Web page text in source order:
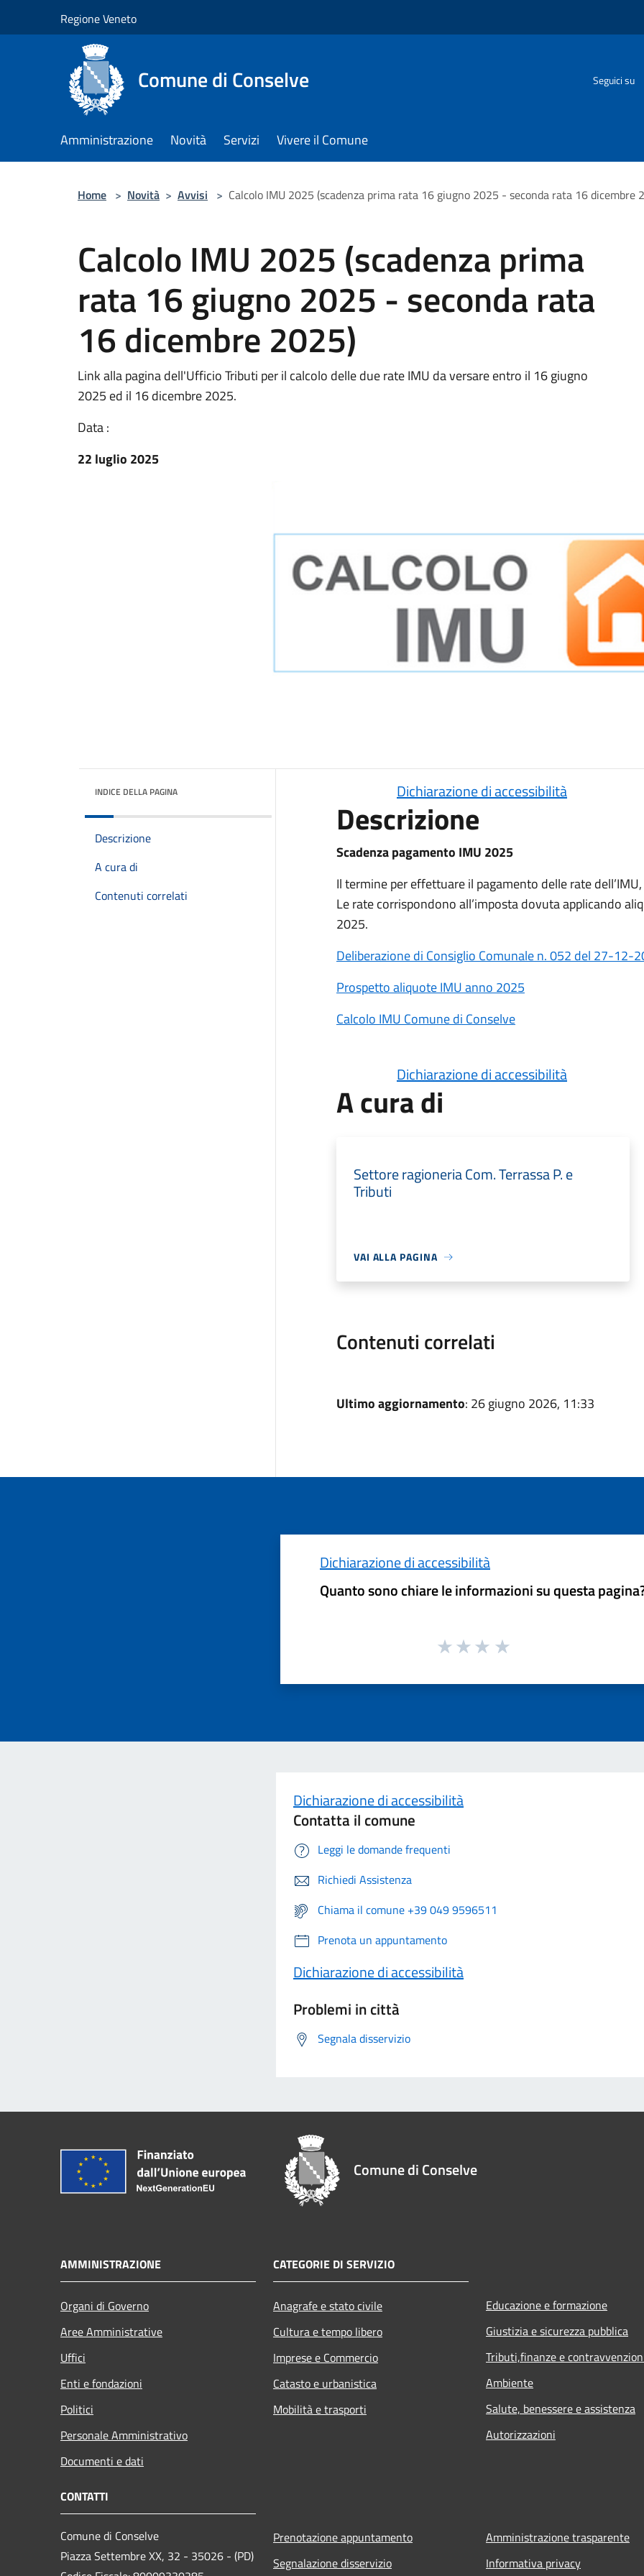
Regione Veneto
Comune di Conselve Seguici su
Amministrazione Novità Servizi Vivere il Comune
Home > Novità > Avvisi > Calcolo IMU 2025 (scadenza prima rata 16 giugno 2025 - seconda rata 16 dicembre
Calcolo IMU 2025 (scadenza prima
rata 16 giugno 2025 - seconda rata
16 dicembre 2025)
Link alla pagina dell'Ufficio Tributi per il calcolo delle due rate IMU da versare entro il 16 giugno
2025 ed il 16 dicembre 2025.
Data :
22 luglio 2025
INDICE DELLA PAGINA
Descrizione
A cura di
Contenuti correlati
Dichiarazione di accessibilità
Descrizione
Scadenza pagamento IMU 2025
Il termine per effettuare il pagamento delle rate
Le rate corrispondono all’imposta dovuta applicando
2025.
Deliberazione di Consiglio Comunale n. 052 del 27-
Prospetto aliquote IMU anno 2025
Calcolo IMU Comune di Conselve
Dichiarazione di accessibilità
A cura di
Settore ragioneria Com. Terrassa P. e
Tributi
VAI ALLA PAGINA
Contenuti correlati
Ultimo aggiornamento: 26 giugno 2026, 11:33
Dichiarazione di accessibilità
Quanto sono chiare le informazioni su questa
Dichiarazione di accessibilità
Contatta il comune
Leggi le domande frequenti
Richiedi Assistenza
Chiama il comune +39 049 9596511
Prenota un appuntamento
Dichiarazione di accessibilità
Problemi in città
Segnala disservizio
Comune di Conselve
AMMINISTRAZIONE
Organi di Governo
Aree Amministrative
Uffici
Enti e fondazioni
Politici
Personale Amministrativo
Documenti e dati
CATEGORIE DI SERVIZIO
Anagrafe e stato civile
Cultura e tempo libero
Imprese e Commercio
Catasto e urbanistica
Mobilità e trasporti
Educazione e formazione
Giustizia e sicurezza pubblica
Tributi,finanze e
Ambiente
Salute, benessere e assistenza
Autorizzazioni
CONTATTI
Comune di Conselve
Piazza Settembre XX, 32 - 35026 - (PD)
Prenotazione appuntamento
Segnalazione disservizio
Amministrazione trasparente
Informativa privacy